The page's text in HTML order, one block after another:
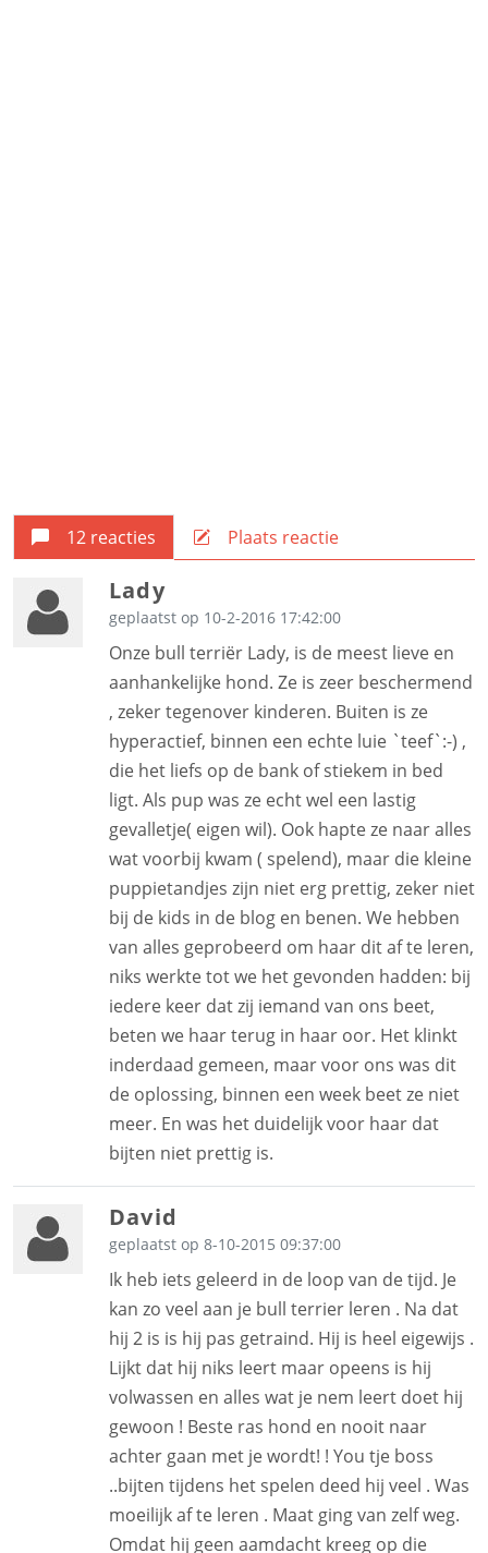
12 reacties Plaats reactie
Lady
geplaatst op 10-2-2016 17:42:00
Onze bull terriër Lady, is de meest lieve en
aanhankelijke hond. Ze is zeer beschermend
, zeker tegenover kinderen. Buiten is ze
hyperactief, binnen een echte luie `teef`:-) ,
die het liefs op de bank of stiekem in bed
ligt. Als pup was ze echt wel een lastig
gevalletje( eigen wil). Ook hapte ze naar alles
wat voorbij kwam ( spelend), maar die kleine
puppietandjes zijn niet erg prettig, zeker niet
bij de kids in de blog en benen. We hebben
van alles geprobeerd om haar dit af te leren,
niks werkte tot we het gevonden hadden: bij
iedere keer dat zij iemand van ons beet,
beten we haar terug in haar oor. Het klinkt
inderdaad gemeen, maar voor ons was dit
de oplossing, binnen een week beet ze niet
meer. En was het duidelijk voor haar dat
bijten niet prettig is.
David
geplaatst op 8-10-2015 09:37:00
Ik heb iets geleerd in de loop van de tijd. Je
kan zo veel aan je bull terrier leren . Na dat
hij 2 is is hij pas getraind. Hij is heel eigewijs .
Lijkt dat hij niks leert maar opeens is hij
volwassen en alles wat je nem leert doet hij
gewoon ! Beste ras hond en nooit naar
achter gaan met je wordt! ! You tje boss
..bijten tijdens het spelen deed hij veel . Was
moeilijk af te leren . Maat ging van zelf weg.
Omdat hij geen aamdacht kreeg op die